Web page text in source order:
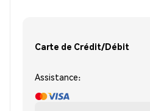
Carte de Crédit/Débit
Assistance: